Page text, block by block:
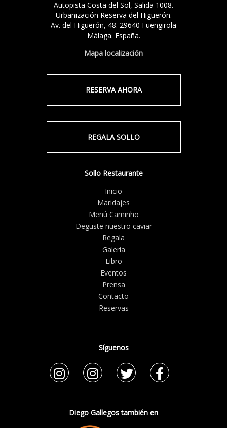
Autopista Costa del Sol, Salida 1008.
Urbanización Reserva del Higuerón.
Av. del Higuerón, 48. 29640 Fuengirola
Málaga. España.
Mapa localización
RESERVA AHORA
REGALA SOLLO
Sollo Restaurante
Inicio
Maridajes
Menú Caminho
Deguste nuestro caviar
Regala
Galería
Libro
Eventos
Prensa
Contacto
Reservas
Síguenos
Diego Gallegos también en